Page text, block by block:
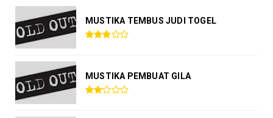
MUSTIKA TEMBUS JUDI TOGEL
MUSTIKA PEMBUAT GILA